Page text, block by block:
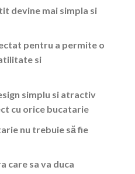
devine mai simpla si
pentru a permite o
si
simplu si atractiv
cu orice bucatarie
nu trebuie să fie
care sa va duca